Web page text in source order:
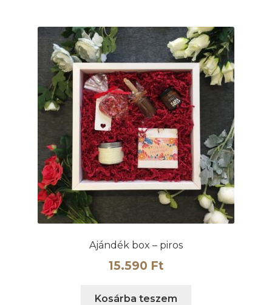
Ajándék box – piros
15.590 Ft
Kosárba teszem